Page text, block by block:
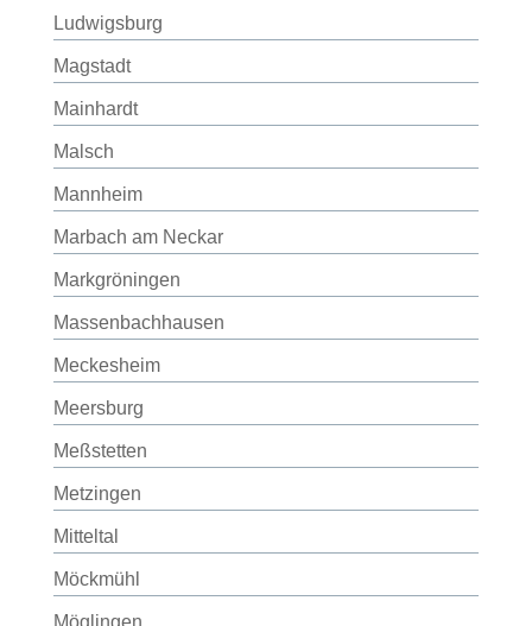
Ludwigsburg
Magstadt
Mainhardt
Malsch
Mannheim
Marbach am Neckar
Markgröningen
Massenbachhausen
Meckesheim
Meersburg
Meßstetten
Metzingen
Mitteltal
Möckmühl
Möglingen